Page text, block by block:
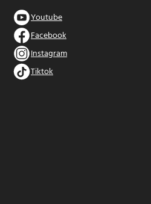
Youtube
Facebook
Instagram
Tiktok